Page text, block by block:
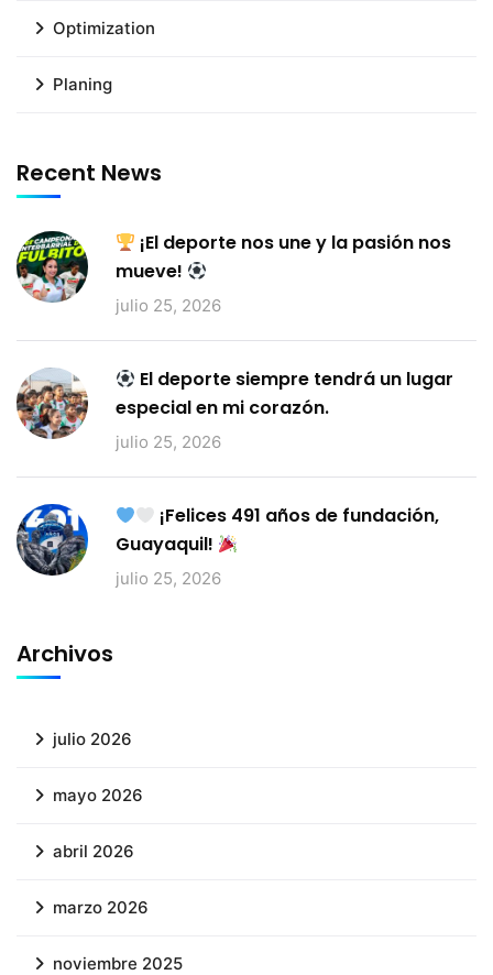
Optimization
Planing
Recent News
¡El deporte nos une y la pasión nos
mueve!
julio 25, 2026
El deporte siempre tendrá un lugar
especial en mi corazón.
julio 25, 2026
¡Felices 491 años de fundación,
Guayaquil!
julio 25, 2026
Archivos
julio 2026
mayo 2026
abril 2026
marzo 2026
noviembre 2025